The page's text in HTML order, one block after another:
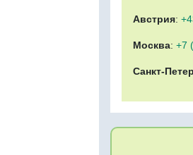
Австрия:
Москва: +7
Санкт-